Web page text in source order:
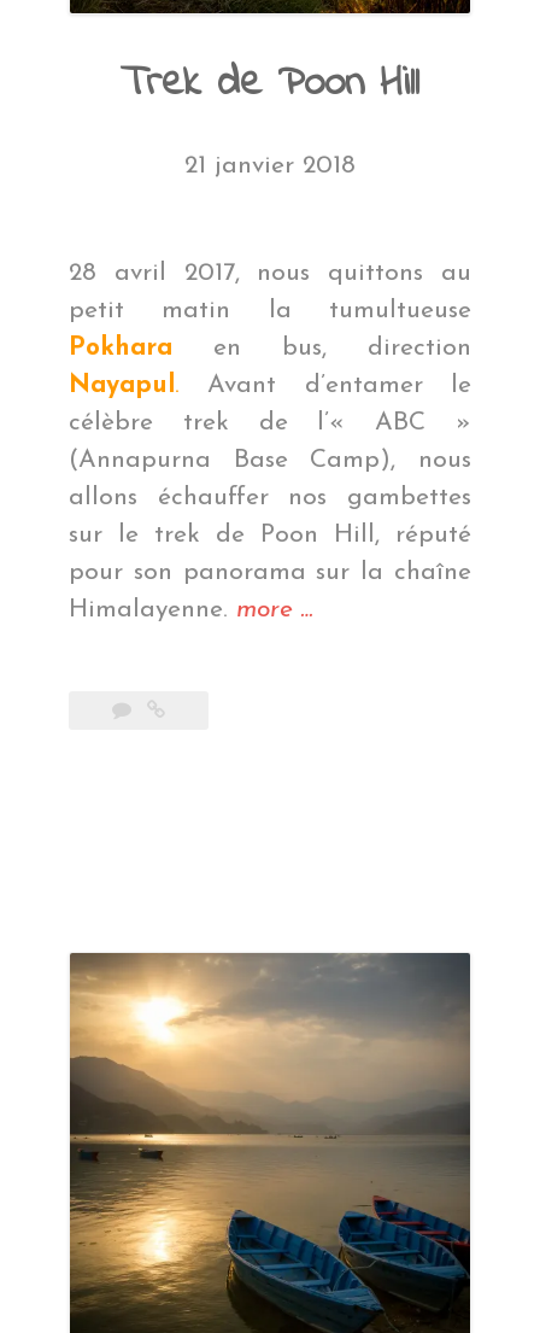
Trek de Poon Hill
21 janvier 2018
28 avril 2017, nous quittons au
petit matin la tumultueuse
Pokhara en bus, direction
Nayapul . Avant d’entamer le
célèbre trek de l’« ABC »
(Annapurna Base Camp), nous
allons échauffer nos gambettes
sur le trek de Poon Hill, réputé
pour son panorama sur la chaîne
Himalayenne. more « Trek
…